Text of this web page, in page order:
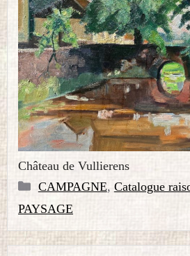
Château de Vullierens
Catégories
CAMPAGNE, Catalogue
PAYSAGE